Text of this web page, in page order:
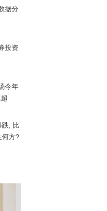
据分
投资
今年
跌, 比
何方?